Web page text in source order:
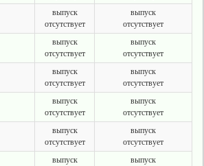
выпуск
отсутствует
выпуск
отсутствует
выпуск
отсутствует
выпуск
отсутствует
выпуск
отсутствует
выпуск
отсутствует
выпуск
отсутствует
выпуск
отсутствует
выпуск
отсутствует
выпуск
отсутствует
выпуск
выпуск